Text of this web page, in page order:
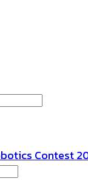
Contest